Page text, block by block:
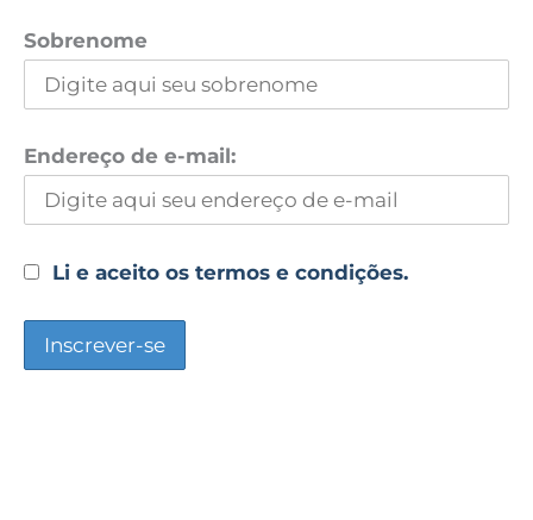
Sobrenome
Endereço de e-mail:
Li e aceito os termos e condições.